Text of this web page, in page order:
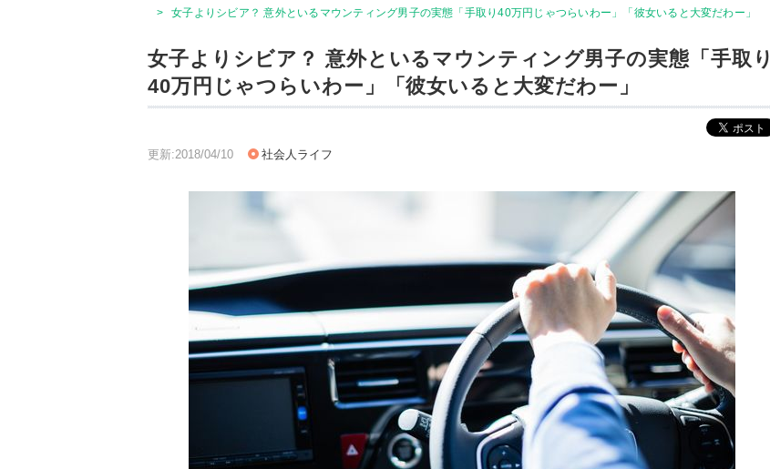
>
女子よりシビア？ 意外といるマウンティング男子の実態「手取り40万円じゃつらいわー」「彼女いると大変だわー」
女子よりシビア？ 意外といるマウンティング男子の実態「手取り
40万円じゃつらいわー」「彼女いると大変だわー」
更新:2018/04/10 社会人ライフ